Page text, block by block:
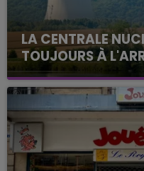
LA CENTRALE
TOUJOURS À
Cela fait déjà une
nucléaire ardennaise
justifiée par la
présente.